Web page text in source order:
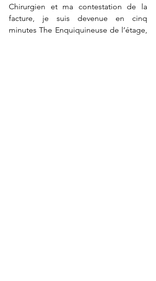
Chirurgien et ma contestation de la
facture, je suis devenue en cinq
minutes The Enquiquineuse de l’étage,